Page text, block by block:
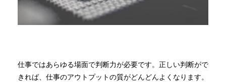
仕事ではあらゆる場面で判断力が必要です。正しい判断がで
きれば、仕事のアウトプットの質がどんどんよくなります。